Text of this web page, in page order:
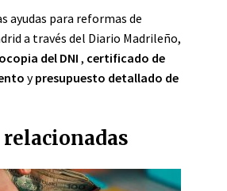
ayudas para reformas de
a través del Diario Madrileño,
del DNI, certificado de
ypresupuesto detallado de